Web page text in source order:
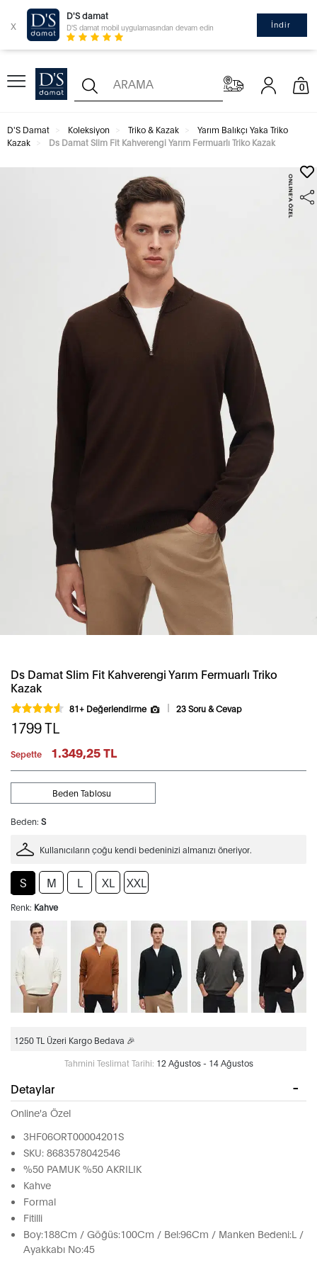
x
D'S damat
D'S damat mobil uygulamasından devam edin İndir
0
D'S Damat Koleksiyon Triko & Kazak
Yarım Balıkçı Yaka Triko
Kazak
Ds Damat Slim Fit Kahverengi Yarım Fermuarlı Triko Kazak
Ds Damat Slim Fit Kahverengi Yarım Fermuarlı Triko
Kazak
81+ Değerlendirme 23 Soru & Cevap
1799TL
Sepette 1.349,25 TL
Beden: S
Beden Tablosu
Kullanıcıların çoğu kendi bedeninizi almanızı öneriyor.
S M L XL XXL
Renk: Kahve
1250 TL Üzeri Kargo Bedava 🎉
Tahmini Teslimat Tarihi: 12 Ağustos - 14 Ağustos
Detaylar
Online'a Özel
3HF06ORT00004201S
SKU: 8683578042546
%50 PAMUK %50 AKRILIK
Kahve
Formal
Fitilli
Boy:188Cm / Göğüs:100Cm / Bel:96Cm / Manken Bedeni:L /
Ayakkabı No:45